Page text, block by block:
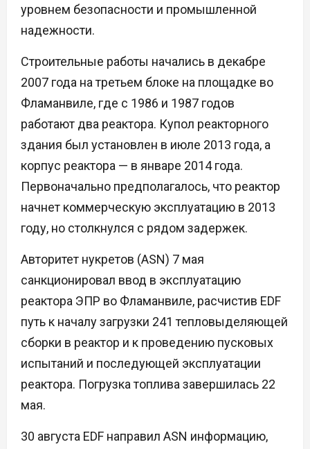
уровнем безопасности и промышленной
надежности.
Строительные работы начались в декабре
2007 года на третьем блоке на площадке во
Фламанвиле, где с 1986 и 1987 годов
работают два реактора. Купол реакторного
здания был установлен в июле 2013 года, а
корпус реактора — в январе 2014 года.
Первоначально предполагалось, что реактор
начнет коммерческую эксплуатацию в 2013
году, но столкнулся с рядом задержек.
Авторитет нукретов (ASN) 7 мая
санкционировал ввод в эксплуатацию
реактора ЭПР во Фламанвиле, расчистив EDF
путь к началу загрузки 241 тепловыделяющей
сборки в реактор и к проведению пусковых
испытаний и последующей эксплуатации
реактора. Погрузка топлива завершилась 22
мая.
30 августа EDF направил ASN информацию,